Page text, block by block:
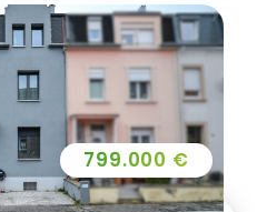
799.000 €